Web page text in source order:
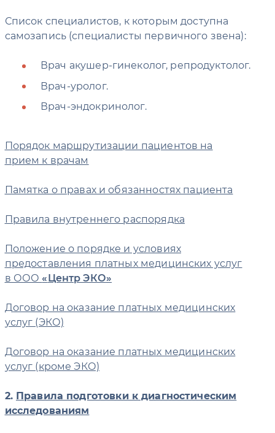
Список специалистов, к которым доступна
самозапись (специалисты первичного звена):
Врач акушер-гинеколог, репродуктолог.
Врач-уролог.
Врач-эндокринолог.
Порядок маршрутизации пациентов на
прием к врачам
Памятка о правах и обязанностях пациента
Правила внутреннего распорядка
Положение о порядке и условиях
предоставления платных медицинских услуг
в ООО
Центр ЭКО
Договор на оказание платных медицинских
услуг (ЭКО)
Договор на оказание платных медицинских
услуг (кроме ЭКО)
2. Правила подготовки к диагностическим
исследованиям